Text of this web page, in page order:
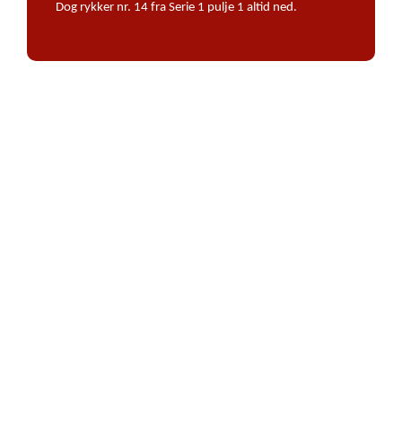
Dog rykker nr. 14 fra Serie 1 pulje 1 altid ned.